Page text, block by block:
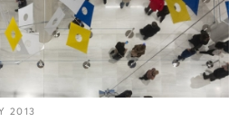
2013